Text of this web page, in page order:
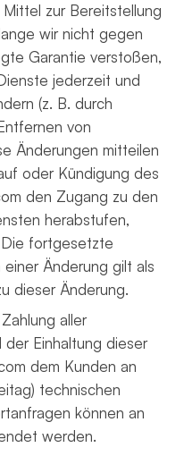
zur Bereitstellung
wir nicht gegen
Garantie verstoßen,
jederzeit und
(z. B. durch
von
Änderungen mitteilen
oder Kündigung des
den Zugang zu den
herabstufen,
fortgesetzte
Änderung gilt als
dieser Änderung.
aller
Einhaltung dieser
dem Kunden an
technischen
können an
werden.